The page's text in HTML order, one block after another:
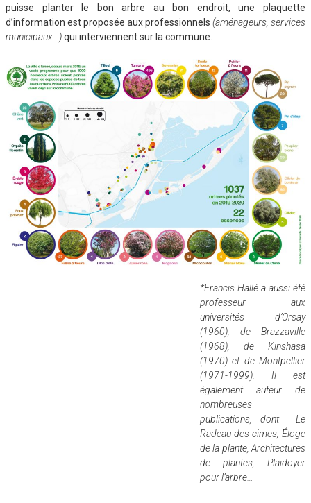
puisse planter le bon arbre au bon endroit, une plaquette
d’information est proposée aux professionnels (aménageurs, services
municipaux…)qui interviennent sur la commune.
*Francis Hallé a aussi été
professeur aux
universités d’Orsay
(1960), de Brazzaville
(1968), de Kinshasa
(1970) et de Montpellier
(1971-1999). Il est
également auteur de
nombreuses
publications, dont Le
Radeau des cimes, Éloge
de la plante, Architectures
de plantes, Plaidoyer
pour l’arbre…